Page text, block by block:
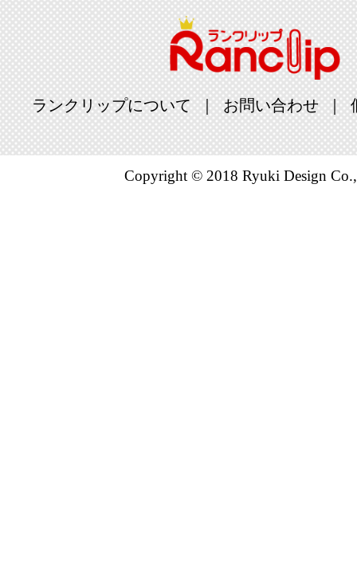
ランクリップについて お問い合わせ
Copyright © 2018 Ryuki Design